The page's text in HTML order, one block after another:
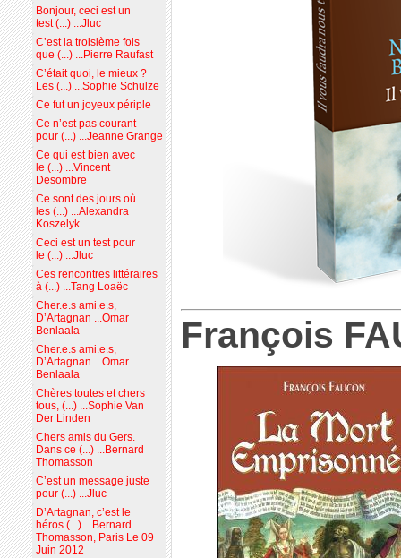
François
Bonjour, ceci est un
test (...) ...Jluc
C’est la troisième fois
que (...) ...Pierre Raufast
C’était quoi, le mieux ?
Les (...) ...Sophie Schulze
Ce fut un joyeux périple
Ce n’est pas courant
pour (...) ...Jeanne Grange
Ce qui est bien avec
le (...) ...Vincent
Desombre
Ce sont des jours où
les (...) ...Alexandra
Koszelyk
Ceci est un test pour
le (...) ...Jluc
Ces rencontres littéraires
à (...) ...Tang Loaëc
Cher.e.s ami.e.s,
D’Artagnan ...Omar
Benlaala
Cher.e.s ami.e.s,
D’Artagnan ...Omar
Benlaala
Chères toutes et chers
tous, (...) ...Sophie Van
Der Linden
Chers amis du Gers.
Dans ce (...) ...Bernard
Thomasson
C’est un message juste
pour (...) ...Jluc
D’Artagnan, c’est le
héros (...) ...Bernard
Thomasson, Paris Le 09
Juin 2012